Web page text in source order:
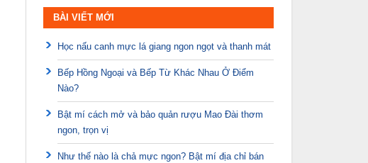
BÀI VIẾT MỚI
Học nấu canh mực lá giang ngon ngọt và thanh mát
Bếp Hồng Ngoại và Bếp Từ Khác Nhau Ở Điểm
Nào?
Bật mí cách mở và bảo quản rượu Mao Đài thơm
ngon, trọn vị
Như thế nào là chả mực ngon? Bật mí địa chỉ bán